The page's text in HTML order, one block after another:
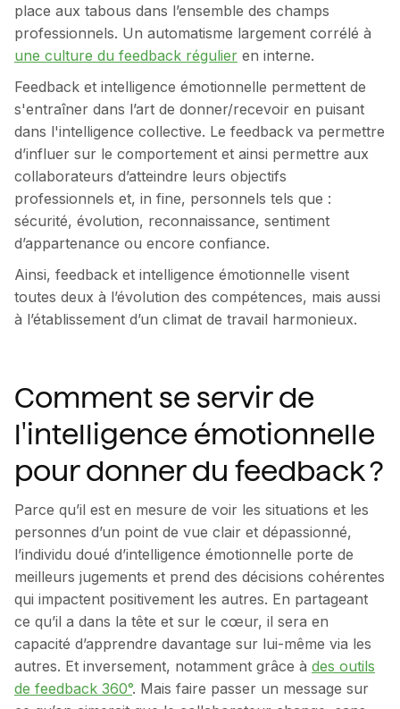
place aux tabous dans l’ensemble des champs
professionnels. Un automatisme largement corrélé à
une culture du feedback régulier en interne.
Feedback et intelligence émotionnelle permettent de
s'entraîner dans l’art de donner/recevoir en puisant
dans l'intelligence collective. Le feedback va permettre
d’influer sur le comportement et ainsi permettre aux
collaborateurs d’atteindre leurs objectifs
professionnels et, in fine, personnels tels que :
sécurité, évolution, reconnaissance, sentiment
d’appartenance ou encore confiance.
Ainsi, feedback et intelligence émotionnelle visent
toutes deux à l’évolution des compétences, mais aussi
à l’établissement d’un climat de travail harmonieux.
Comment se servir de
l'intelligence émotionnelle
pour donner du feedback ?
Parce qu’il est en mesure de voir les situations et les
personnes d’un point de vue clair et dépassionné,
l’individu doué d’intelligence émotionnelle porte de
meilleurs jugements et prend des décisions cohérentes
qui impactent positivement les autres. En partageant
ce qu’il a dans la tête et sur le cœur, il sera en
capacité d’apprendre davantage sur lui-même via les
autres. Et inversement, notamment grâce à des outils
de feedback 360°. Mais faire passer un message sur